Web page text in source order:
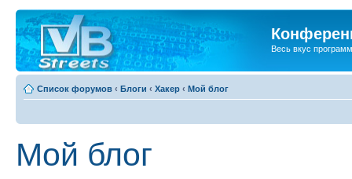
Весь вкус
Список форумов ‹ Блоги ‹ Хакер ‹ Мой блог
Мой блог